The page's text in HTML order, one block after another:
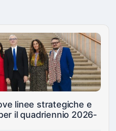
linee strategiche e
il quadriennio 2026-